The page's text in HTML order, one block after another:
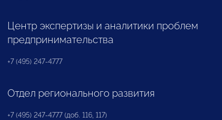
Центр экспертизы и аналитики проблем
предпринимательства
+7 (495) 247-4777
Отдел регионального развития
+7 (495) 247-4777 (доб. 116, 117)